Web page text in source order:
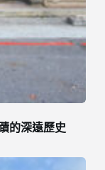
的深遠歷史